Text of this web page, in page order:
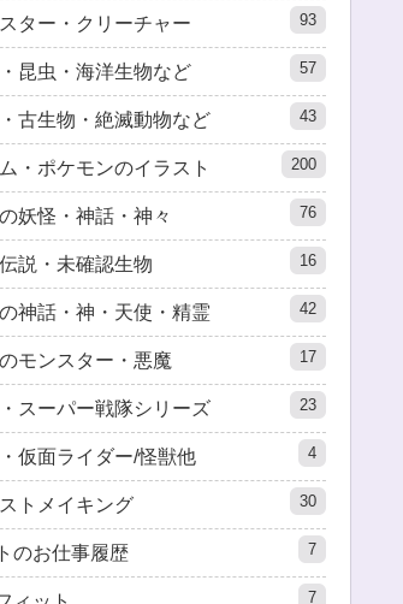
ター・クリーチャー 93
昆虫・海洋生物など 57
古生物・絶滅動物など 43
・ポケモンのイラスト 200
妖怪・神話・神々 76
説・未確認生物 16
神話・神・天使・精霊 42
モンスター・悪魔 17
スーパー戦隊シリーズ 23
仮面ライダー/怪獣他 4
トメイキング 30
のお仕事履歴 7
7